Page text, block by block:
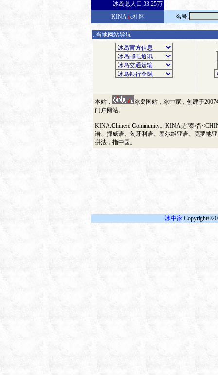
冰岛总人口:33.25万
KINA.cc社区 名号:
::当地网站导航
本站，
冰岛国站，冰中家，创建于
门户网站。
KINA.Chinese Community。KINA是“秦/晋
语、挪威语、匈牙利语、塞尔维亚语、克罗地
拼法，指中国。
冰中家